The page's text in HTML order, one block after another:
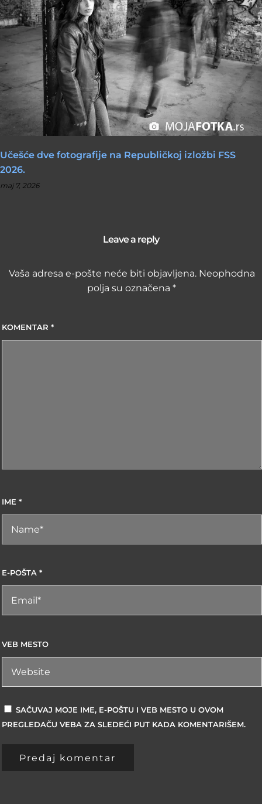
Učešće dve fotografije na Republičkoj izložbi FSS
2026.
maj 7, 2026
Leave a reply
Vaša adresa e-pošte neće biti objavljena. Neophodna
polja su označena*
KOMENTAR *
IME *
E-POŠTA *
VEB MESTO
SAČUVAJ MOJE IME, E-POŠTU I VEB MESTO U OVOM
PREGLEDAČU VEBA ZA SLEDEĆI PUT KADA KOMENTARIŠEM.